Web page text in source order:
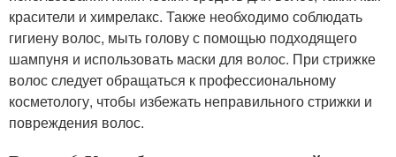
красители и химрелакс. Также необходимо соблюдать
гигиену волос, мыть голову с помощью подходящего
шампуня и использовать маски для волос. При стрижке
волос следует обращаться к профессиональному
косметологу, чтобы избежать неправильного стрижки и
повреждения волос.